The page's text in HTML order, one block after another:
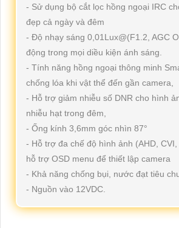
- Sử dụng bộ cắt lọc hồng ngoại IRC
đẹp cả ngày và đêm
- Độ nhạy sáng 0,01Lux@(F1.2, AGC
động trong mọi diều kiện ánh sáng.
- Tính năng hồng ngoại thông minh
chống lóa khi vật thể đến gần camera,
- Hỗ trợ giảm nhiễu số DNR cho hình
nhiễu hạt trong đêm,
- Ống kính 3,6mm góc nhìn 87°
- Hỗ trợ đa chế độ hình ảnh (AHD, CVI,
hỗ trợ OSD menu để thiết lập camera
- Khả năng chống bụi, nước đạt tiêu
- Nguồn vào 12VDC.